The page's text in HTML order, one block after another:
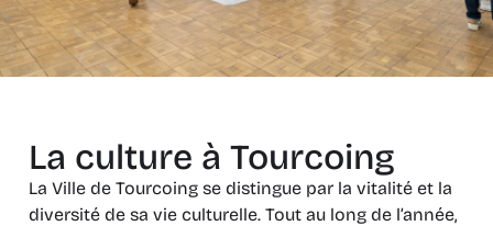
La culture à Tourcoing
La Ville de Tourcoing se distingue par la vitalité et la
diversité de sa vie culturelle. Tout au long de l’année,